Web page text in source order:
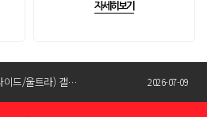
자세히보기
갤럭시Z폴드8(와이드/울트라) 갤럭시Z플립8 사전예약 공지사항 2026-07-09
게 하나요?